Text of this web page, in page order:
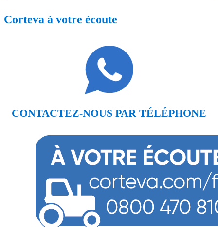
Corteva à votre écoute
CONTACTEZ-NOUS PAR TÉLÉPHONE